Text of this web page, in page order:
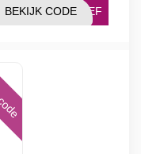
RIEF
BEKIJK CODE